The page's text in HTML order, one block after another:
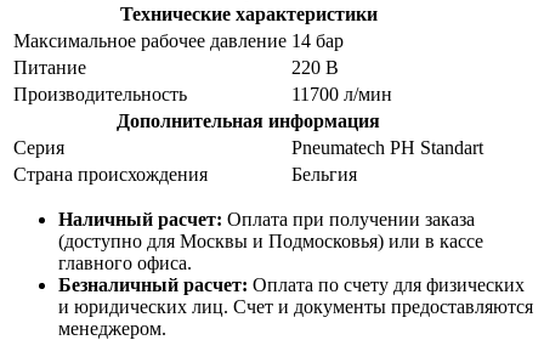
Технические характеристики
Максимальное рабочее давление 14 бар
Питание
220 В
Производительность
11700 л/мин
Дополнительная информация
Серия
Pneumatech PH Standart
Страна происхождения
Бельгия
Наличный расчет: Оплата при получении заказа
(доступно для Москвы и Подмосковья) или в кассе
главного офиса.
Безналичный расчет: Оплата по счету для физических
и юридических лиц. Счет и документы предоставляются
менеджером.